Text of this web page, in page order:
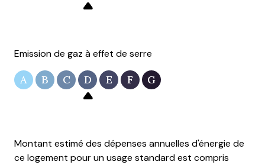
Emission de gaz à effet de serre
A B C D E F G
Montant estimé des dépenses annuelles d'énergie de
ce logement pour un usage standard est compris